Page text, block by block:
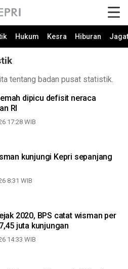
Hukum Kesra Hiburan Jagat
tentang badan pusat statistik.
dipicu defisit neraca
RI
17:28 WIB
kunjungi Kepri sepanjang
8:31 WIB
2020, BPS catat wisman per
juta kunjungan
14:33 WIB